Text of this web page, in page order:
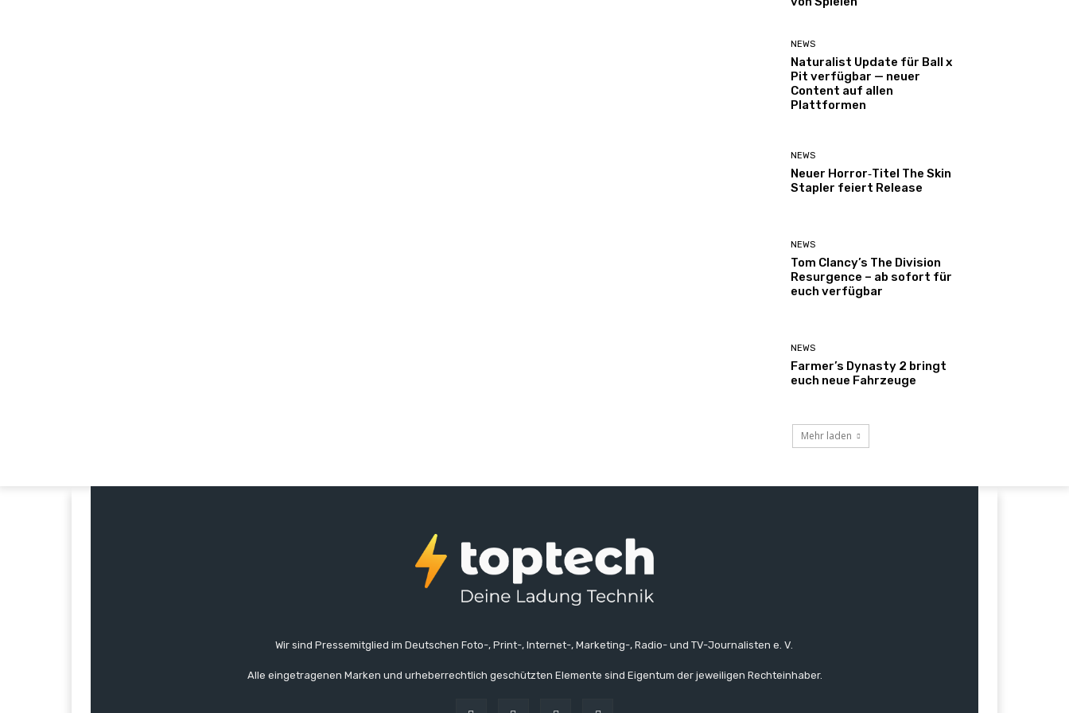
NEWS
Naturalist Update für Ball x
Pit verfügbar — neuer
Content auf allen
Plattformen
NEWS
Neuer Horror‑Titel The Skin
Stapler feiert Release
NEWS
Tom Clancy’s The Division
Resurgence – ab sofort für
euch verfügbar
NEWS
Farmer’s Dynasty 2 bringt
euch neue Fahrzeuge
Mehr laden
Wir sind Pressemitglied im Deutschen Foto-, Print-, Internet-, Marketing-, Radio- und TV-Journalisten e. V.
Alle eingetragenen Marken und urheberrechtlich geschützten Elemente sind Eigentum der jeweiligen Rechteinhaber.